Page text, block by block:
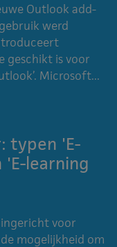
Outlook add-
werd
geschikt is voor
Microsoft...
typen 'E-
learning
voor
mogelijkheid om